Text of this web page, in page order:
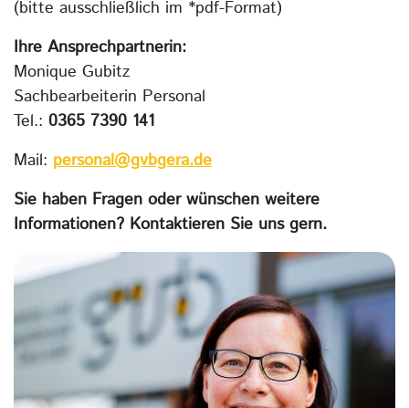
(bitte ausschließlich im *pdf-Format)
Ihre Ansprechpartnerin:
Monique Gubitz
Sachbearbeiterin Personal
Tel.: 0365 7390 141
Mail: personal@gvbgera.de
Sie haben Fragen oder wünschen weitere
Informationen? Kontaktieren Sie uns gern.